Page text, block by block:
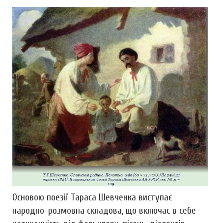
Основою поезії Тараса Шевченка виступає
народно-розмовна складова, що включає в себе